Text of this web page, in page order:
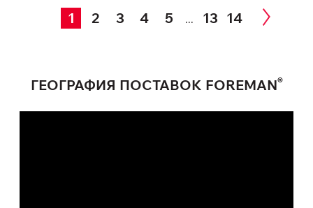
1 2 3 4 5 ... 13 14
ГЕОГРАФИЯ ПОСТАВОК FOREMAN®